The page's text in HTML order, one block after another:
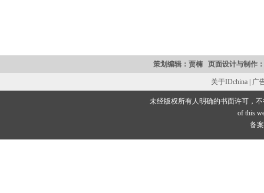
策划编辑：贾楠 页面设计与制作
关于IDchina | 广
未经版权所有人明确的书面许可，
of this
备